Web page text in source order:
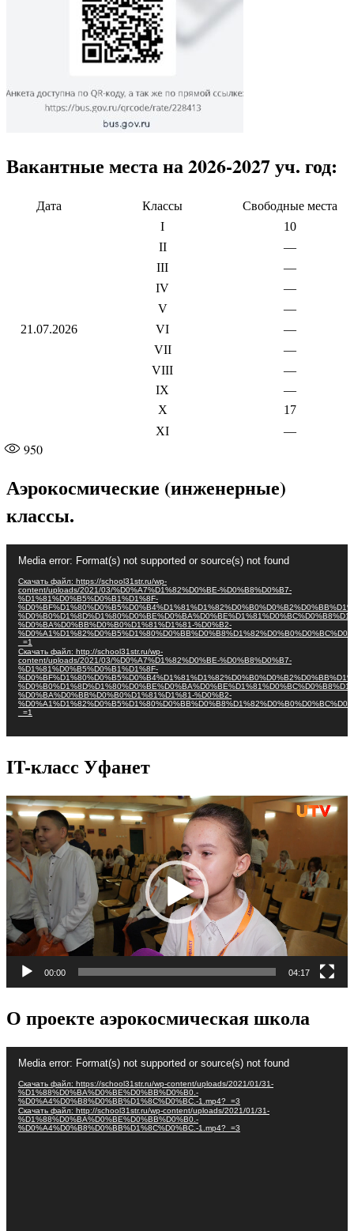
Вакантные места на 2026-2027 уч. год:
Дата Классы Свободные места
21.07.2026
I
10
II
—
III
—
IV
—
V
—
VI
—
VII
—
VIII
—
IX
—
X
17
XI
—
950
Аэрокосмические (инженерные)
классы.
Видеоплеер
Media error: Format(s) not supported or source(s) not found
Скачать файл: https://school31str.ru/wp-
content/uploads/2021/03/%D0%A7%D1%82%D0%BE-%D0%B8%D0%B7-
%D1%81%D0%B5%D0%B1%D1%8F-
%D0%BA%D0%BB%D0%B0%D1%81%D1%81-%D0%B2-
_=1
Скачать файл: http://school31str.ru/wp-
content/uploads/2021/03/%D0%A7%D1%82%D0%BE-%D0%B8%D0%B7-
%D1%81%D0%B5%D0%B1%D1%8F-
%D0%BA%D0%BB%D0%B0%D1%81%D1%81-%D0%B2-
_=1
IT-класс Уфанет
Видеоплеер
00:00 04:17
О проекте аэрокосмическая школа
Media error: Format(s) not supported or source(s) not found
Скачать файл: https://school31str.ru/wp-content/uploads/2021/01/31-
%D1%88%D0%BA%D0%BE%D0%BB%D0%B0.-
%D0%A4%D0%B8%D0%BB%D1%8C%D0%BC.-1.mp4?_=3
Скачать файл: http://school31str.ru/wp-content/uploads/2021/01/31-
%D1%88%D0%BA%D0%BE%D0%BB%D0%B0.-
%D0%A4%D0%B8%D0%BB%D1%8C%D0%BC.-1.mp4?_=3